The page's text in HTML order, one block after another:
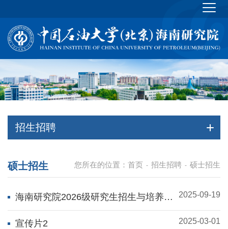
招生招聘
您所在的位置： 首页 - 招生招聘 - 硕士招生
硕士招生
海南研究院2026级研究生招生与培养说
明
2025-09-19
宣传片2 2025-03-01